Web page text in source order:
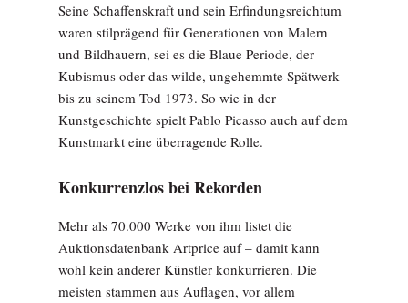
Seine Schaffenskraft und sein Erfindungsreichtum
waren stilprägend für Generationen von Malern
und Bildhauern, sei es die Blaue Periode, der
Kubismus oder das wilde, ungehemmte Spätwerk
bis zu seinem Tod 1973. So wie in der
Kunstgeschichte spielt Pablo Picasso auch auf dem
Kunstmarkt eine überragende Rolle.
Konkurrenzlos bei Rekorden
Mehr als 70.000 Werke von ihm listet die
Auktionsdatenbank Artprice auf – damit kann
wohl kein anderer Künstler konkurrieren. Die
meisten stammen aus Auflagen, vor allem